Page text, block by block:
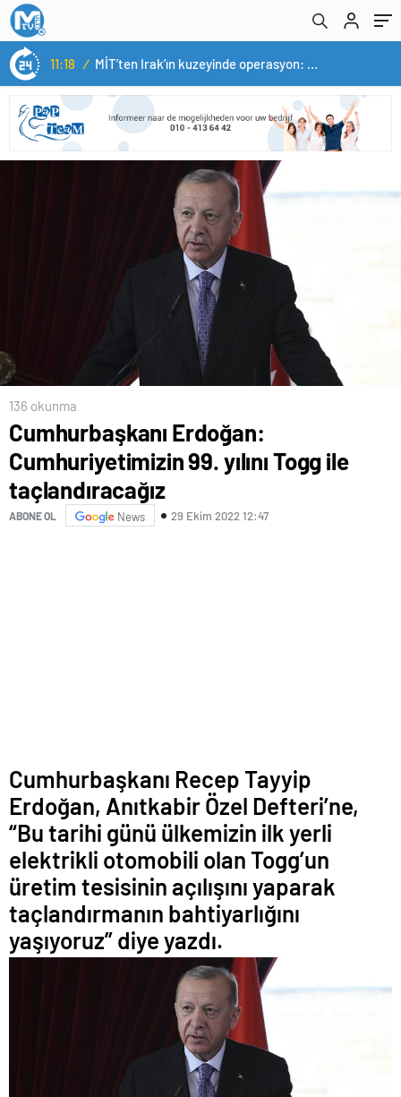
11:18 / MİT’ten Irak’ın kuzeyinde operasyon: Ramazan Güneş Türkiye’ye getirildi
136 okunma
Cumhurbaşkanı Erdoğan:
Cumhuriyetimizin 99. yılını Togg ile
taçlandıracağız
ABONE OL News 29 Ekim 2022 12:47
Cumhurbaşkanı Recep Tayyip
Erdoğan, Anıtkabir Özel Defteri’ne,
“Bu tarihi günü ülkemizin ilk yerli
elektrikli otomobili olan Togg’un
üretim tesisinin açılışını yaparak
taçlandırmanın bahtiyarlığını
yaşıyoruz” diye yazdı.